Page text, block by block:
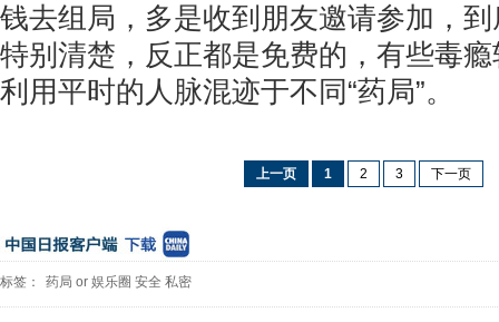
钱去组局，多是收到朋友邀请参加，
特别清楚，反正都是免费的，有些毒
利用平时的人脉混迹于不同“药局”。
上一页 1 2 3 下一页
标签： 药局 or 娱乐圈 安全 私密